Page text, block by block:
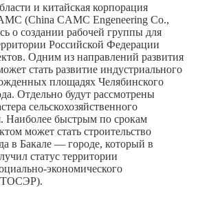
и китайская корпорация
(China CAMC Engeneering Co.,
о создании рабочей группы для
Российской Федерации
Одним из направлений развития
стать развитие индустриального
площадях Челябинского
Отдельно будут рассмотрены
сельскохозяйственного
Наиболее быстрым по срокам
может стать строительство
в Бакале — городе, который в
статус территории
экономического
(ТОСЭР).